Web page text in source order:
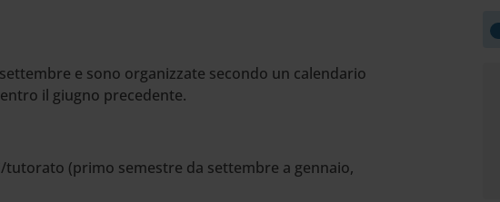
e sono organizzate secondo un calendario
il giugno precedente.
(primo semestre da settembre a gennaio,